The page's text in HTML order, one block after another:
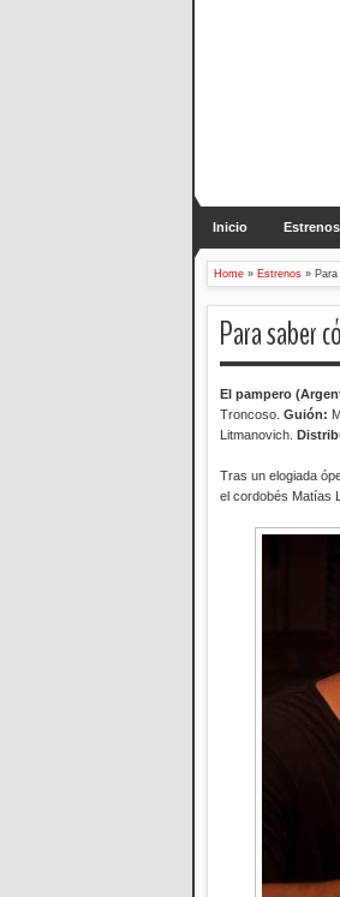
Inicio Estrenos
Home » Estrenos »
Para saber
El pampero
Troncoso. Guión:
Litmanovich.
Tras un elogiada
el cordobés Matías